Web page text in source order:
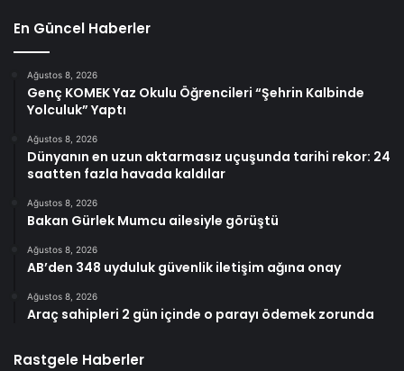
En Güncel Haberler
Ağustos 8, 2026
Genç KOMEK Yaz Okulu Öğrencileri “Şehrin Kalbinde
Yolculuk” Yaptı
Ağustos 8, 2026
Dünyanın en uzun aktarmasız uçuşunda tarihi rekor: 24
saatten fazla havada kaldılar
Ağustos 8, 2026
Bakan Gürlek Mumcu ailesiyle görüştü
Ağustos 8, 2026
AB’den 348 uyduluk güvenlik iletişim ağına onay
Ağustos 8, 2026
Araç sahipleri 2 gün içinde o parayı ödemek zorunda
Rastgele Haberler